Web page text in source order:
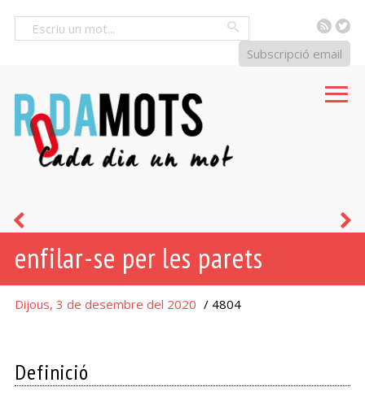
RSS
Subscripció email
enfilar-se per les parets
Dijous, 3 de desembre del 2020 / 4804
Definició
demanar
no
fa
pobre